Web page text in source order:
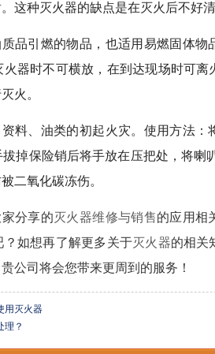
这种灭火器的缺点是在灭火后不好清
品引燃的物品，也适用易燃固体物
器时不可横放，在到达现场时可离
火。
料、油类的初起火灾。使用方法：
掉保险销后将手放在压把处，将喇
二氧化碳冻伤。
分享的灭火器维修与销售的应用相
如想再了解更多关于灭火器的相关
公司将会您带来更周到的服务！
用灭火器
理？